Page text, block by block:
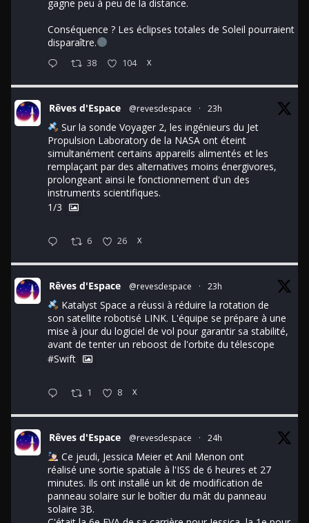
gagne peu à peu de la distance.
Conséquence ? Les éclipses totales de Soleil pourraient
disparaître.
38 104 X
Rêves d'Espace @revesdespace · 23h
Sur la sonde Voyager 2, les ingénieurs du Jet
Propulsion Laboratory de la NASA ont éteint
simultanément certains appareils alimentés et les
remplaçant par des alternatives moins énergivores,
prolongeant ainsi le fonctionnement d'un des
instruments scientifiques.
1/3
6 26 X
Rêves d'Espace @revesdespace · 23h
Katalyst Space a réussi à réduire la rotation de
son satellite robotisé LINK. L'équipe se prépare à une
mise à jour du logiciel de vol pour garantir sa stabilité,
avant de tenter un reboost de l'orbite du télescope
#Swift
1 8 X
Rêves d'Espace @revesdespace · 24h
Ce jeudi, Jessica Meier et Anil Menon ont
réalisé une sortie spatiale à l'ISS de 6 heures et 27
minutes. Ils ont installé un kit de modification de
panneau solaire sur le boîtier du mât du panneau
solaire 3B.